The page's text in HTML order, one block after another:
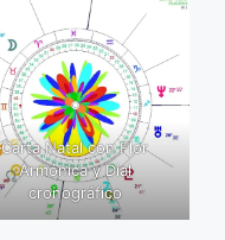
Carta Natal con Flor
Armónica y Dial
cronográfico